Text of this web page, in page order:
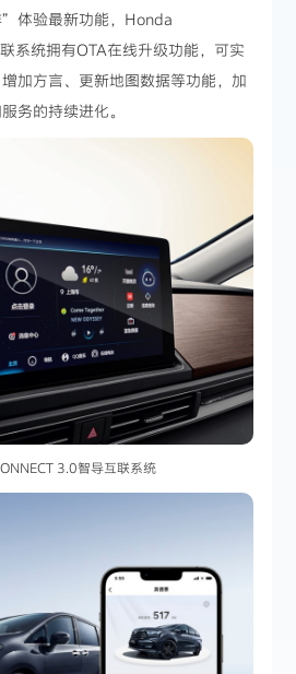
体验最新功能，Honda
系统拥有OTA在线升级功能，可实
加方言、更新地图数据等功能，加
务的持续进化。
3.0智导互联系统